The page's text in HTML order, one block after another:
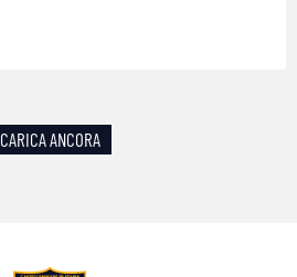
CARICA ANCORA